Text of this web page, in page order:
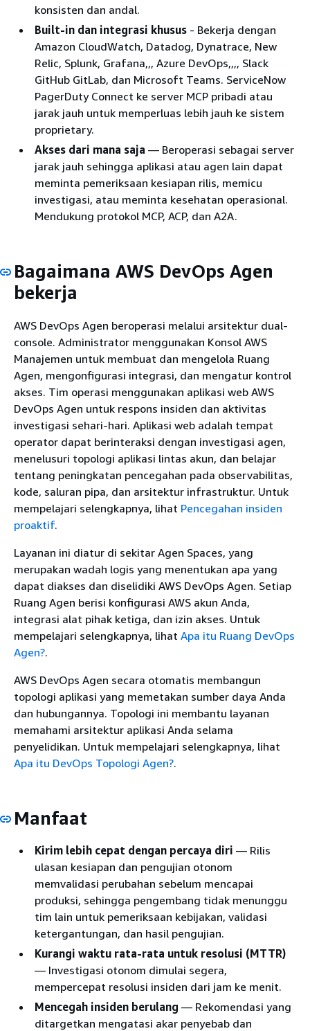
konsisten dan andal.
Built-in dan integrasi khusus - Bekerja dengan
Amazon CloudWatch, Datadog, Dynatrace, New
Relic, Splunk, Grafana,,, Azure DevOps,,,, Slack
GitHub GitLab, dan Microsoft Teams. ServiceNow
PagerDuty Connect ke server MCP pribadi atau
jarak jauh untuk memperluas lebih jauh ke sistem
proprietary.
Akses dari mana saja — Beroperasi sebagai server
jarak jauh sehingga aplikasi atau agen lain dapat
meminta pemeriksaan kesiapan rilis, memicu
investigasi, atau meminta kesehatan operasional.
Mendukung protokol MCP, ACP, dan A2A.
Bagaimana AWS DevOps Agen
bekerja
AWS DevOps Agen beroperasi melalui arsitektur dual-
console. Administrator menggunakan Konsol AWS
Manajemen untuk membuat dan mengelola Ruang
Agen, mengonfigurasi integrasi, dan mengatur kontrol
akses. Tim operasi menggunakan aplikasi web AWS
DevOps Agen untuk respons insiden dan aktivitas
investigasi sehari-hari. Aplikasi web adalah tempat
operator dapat berinteraksi dengan investigasi agen,
menelusuri topologi aplikasi lintas akun, dan belajar
tentang peningkatan pencegahan pada observabilitas,
kode, saluran pipa, dan arsitektur infrastruktur. Untuk
mempelajari selengkapnya, lihat Pencegahan insiden
proaktif.
Layanan ini diatur di sekitar Agen Spaces, yang
merupakan wadah logis yang menentukan apa yang
dapat diakses dan diselidiki AWS DevOps Agen. Setiap
Ruang Agen berisi konfigurasi AWS akun Anda,
integrasi alat pihak ketiga, dan izin akses. Untuk
mempelajari selengkapnya, lihat Apa itu Ruang DevOps
Agen?.
AWS DevOps Agen secara otomatis membangun
topologi aplikasi yang memetakan sumber daya Anda
dan hubungannya. Topologi ini membantu layanan
memahami arsitektur aplikasi Anda selama
penyelidikan. Untuk mempelajari selengkapnya, lihat
Apa itu DevOps Topologi Agen?.
Manfaat
Kirim lebih cepat dengan percaya diri — Rilis
ulasan kesiapan dan pengujian otonom
memvalidasi perubahan sebelum mencapai
produksi, sehingga pengembang tidak menunggu
tim lain untuk pemeriksaan kebijakan, validasi
ketergantungan, dan hasil pengujian.
Kurangi waktu rata-rata untuk resolusi (MTTR)
— Investigasi otonom dimulai segera,
mempercepat resolusi insiden dari jam ke menit.
Mencegah insiden berulang — Rekomendasi yang
ditargetkan mengatasi akar penyebab dan